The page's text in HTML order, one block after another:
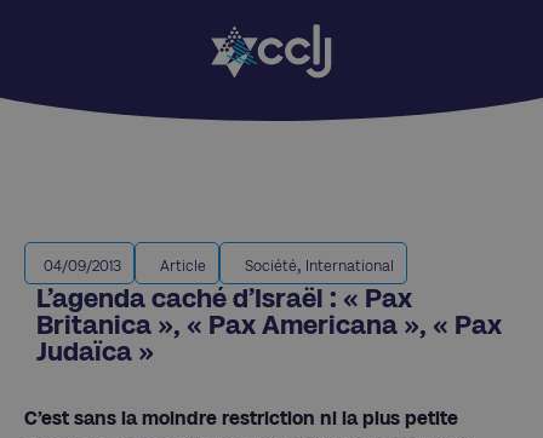
04/09/2013 Article Société, International
L’agenda caché d’Israël : « Pax
Britanica », « Pax Americana », « Pax
Judaïca »
C’est sans la moindre restriction ni la plus petite